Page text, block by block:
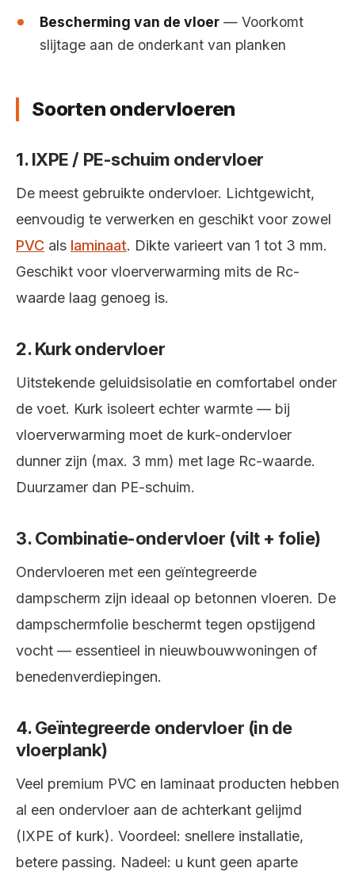
Bescherming van de vloer — Voorkomt
slijtage aan de onderkant van planken
Soorten ondervloeren
1. IXPE / PE-schuim ondervloer
De meest gebruikte ondervloer. Lichtgewicht,
eenvoudig te verwerken en geschikt voor zowel
PVC als laminaat. Dikte varieert van 1 tot 3 mm.
Geschikt voor vloerverwarming mits de Rc-
waarde laag genoeg is.
2. Kurk ondervloer
Uitstekende geluidsisolatie en comfortabel onder
de voet. Kurk isoleert echter warmte — bij
vloerverwarming moet de kurk-ondervloer
dunner zijn (max. 3 mm) met lage Rc-waarde.
Duurzamer dan PE-schuim.
3. Combinatie-ondervloer (vilt + folie)
Ondervloeren met een geïntegreerde
dampscherm zijn ideaal op betonnen vloeren. De
dampschermfolie beschermt tegen opstijgend
vocht — essentieel in nieuwbouwwoningen of
benedenverdiepingen.
4. Geïntegreerde ondervloer (in de
vloerplank)
Veel premium PVC en laminaat producten hebben
al een ondervloer aan de achterkant gelijmd
(IXPE of kurk). Voordeel: snellere installatie,
betere passing. Nadeel: u kunt geen aparte